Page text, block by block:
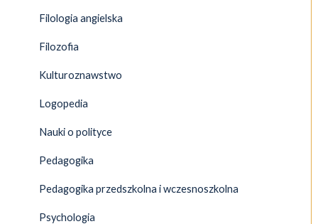
Filologia angielska
Filozofia
Kulturoznawstwo
Logopedia
Nauki o polityce
Pedagogika
Pedagogika przedszkolna i wczesnoszkolna
Psychologia